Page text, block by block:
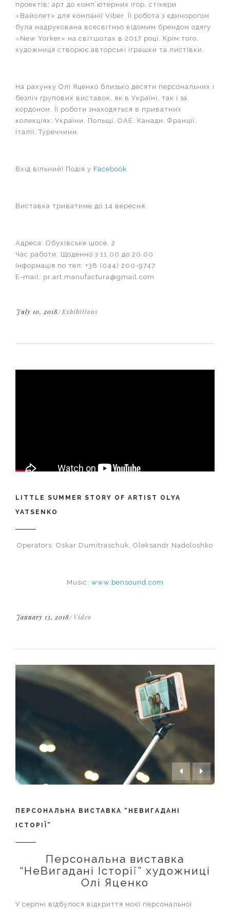
проектів: арт до комп’ютерних ігор, стікери
«Вайолет» для компанії Viber. Її робота з єдинорогом
була надрукована всесвітньо відомим брендом одягу
«New Yorker» на світшотах в 2017 році. Крім того,
художниця створює авторські іграшки та листівки.
На рахунку Олі Яценко близько десяти персональних і
безліч групових виставок, як в Україні, так і за
кордоном. Її роботи знаходяться в приватних
колекціях: України, Польщі, ОАЕ, Канади, Франції,
Італії, Туреччини.
Вхід вільний! Подія у Facebook
Виставка триватиме до 14 вересня.
Адреса: Обухівське шосе, 2
Час работи: Щоденно з 11.00 до 20.00
Інформація по тел: +38 (044) 200-9747
E-mail: pr.art.manufactura@gmail.com
July 10, 2018 Exhibitions
LITTLE SUMMER STORY OF ARTIST OLYA
YATSENKO
Operators: Oskar Dumitraschuk, Oleksandr Nadoloshko
Music: www.bensound.com
January 13, 2018 Video
 
ПЕРСОНАЛЬНА ВИСТАВКА “НЕВИГАДАНІ
ІСТОРІЇ”
Персональна виставка
“НеВигадані Історії” художниці
Олі Яценко
У серпні відбулося відкриття моєї персональної